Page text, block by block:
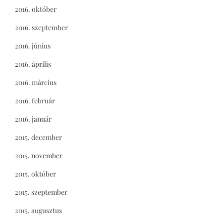
2016. október
2016. szeptember
2016. június
2016. április
2016. március
2016. február
2016. január
2015. december
2015. november
2015. október
2015. szeptember
2015. augusztus